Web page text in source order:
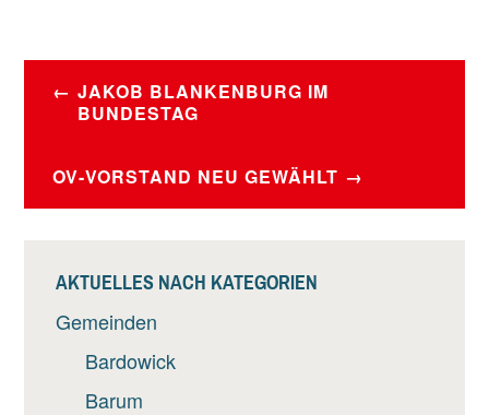
BEITRAGSNAVIGATION
JAKOB BLANKENBURG IM
BUNDESTAG
OV-VORSTAND NEU GEWÄHLT
AKTUELLES NACH KATEGORIEN
Gemeinden
Bardowick
Barum